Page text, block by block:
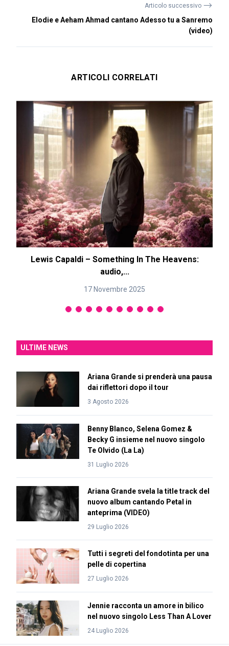
Articolo successivo ⟶
Elodie e Aeham Ahmad cantano Adesso tu a Sanremo
(video)
ARTICOLI CORRELATI
Lewis Capaldi – Something In The Heavens:
audio,...
17 Novembre 2025
ULTIME NEWS
Ariana Grande si prenderà una pausa
dai riflettori dopo il tour
3 Agosto 2026
Benny Blanco, Selena Gomez &
Becky G insieme nel nuovo singolo
Te Olvido (La La)
31 Luglio 2026
Ariana Grande svela la title track del
nuovo album cantando Petal in
anteprima (VIDEO)
29 Luglio 2026
Tutti i segreti del fondotinta per una
pelle di copertina
27 Luglio 2026
Jennie racconta un amore in bilico
nel nuovo singolo Less Than A Lover
24 Luglio 2026